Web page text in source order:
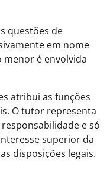
questões de
em nome
menor é envolvida
atribui as funções
O tutor representa
e só
superior da
disposições legais.